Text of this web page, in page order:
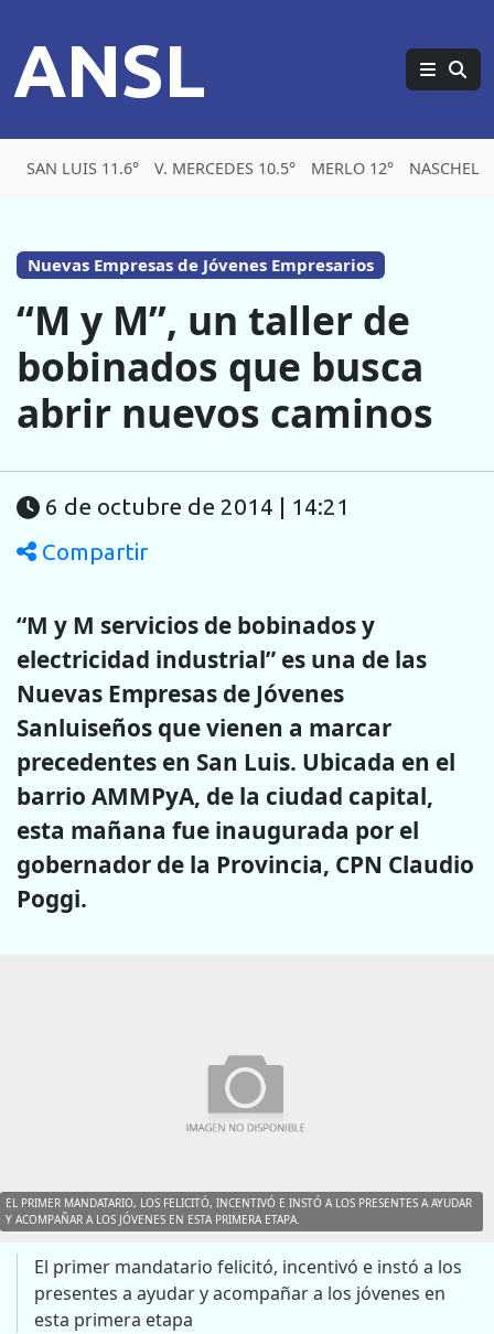
ANSL
SAN LUIS 11.6° V. MERCEDES 10.5° MERLO 12° NASCHEL
Nuevas Empresas de Jóvenes Empresarios
“M y M”, un taller de
bobinados que busca
abrir nuevos caminos
6 de octubre de 2014 | 14:21
Compartir
“M y M servicios de bobinados y
electricidad industrial” es una de las
Nuevas Empresas de Jóvenes
Sanluiseños que vienen a marcar
precedentes en San Luis. Ubicada en el
barrio AMMPyA, de la ciudad capital,
esta mañana fue inaugurada por el
gobernador de la Provincia, CPN Claudio
Poggi.
EL PRIMER MANDATARIO, LOS FELICITÓ, INCENTIVÓ E INSTÓ A LOS PRESENTES A AYUDAR
Y ACOMPAÑAR A LOS JÓVENES EN ESTA PRIMERA ETAPA.
El primer mandatario felicitó, incentivó e instó a los
presentes a ayudar y acompañar a los jóvenes en
esta primera etapa